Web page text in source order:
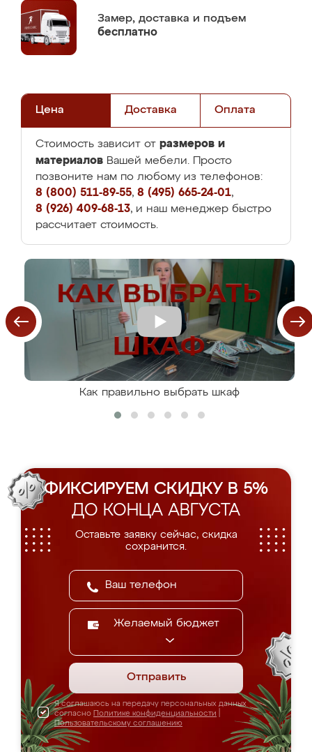
Замер, доставка и подъем
бесплатно
Цена Доставка Оплата
Стоимость зависит от размеров и
материалов Вашей мебели. Просто
позвоните нам по любому из телефонов:
8 (800) 511-89-55, 8 (495) 665-24-01,
8 (926) 409-68-13, и наш менеджер быстро
рассчитает стоимость.
Как правильно выбрать шкаф
ФИКСИРУЕМ СКИДКУ В 5%
ДО КОНЦА АВГУСТА
Оставьте заявку сейчас, скидка
сохранится.
Желаемый бюджет
Отправить
Я соглашаюсь на передачу персональных данных
согласно Политике конфиденциальности
Пользовательскому соглашению